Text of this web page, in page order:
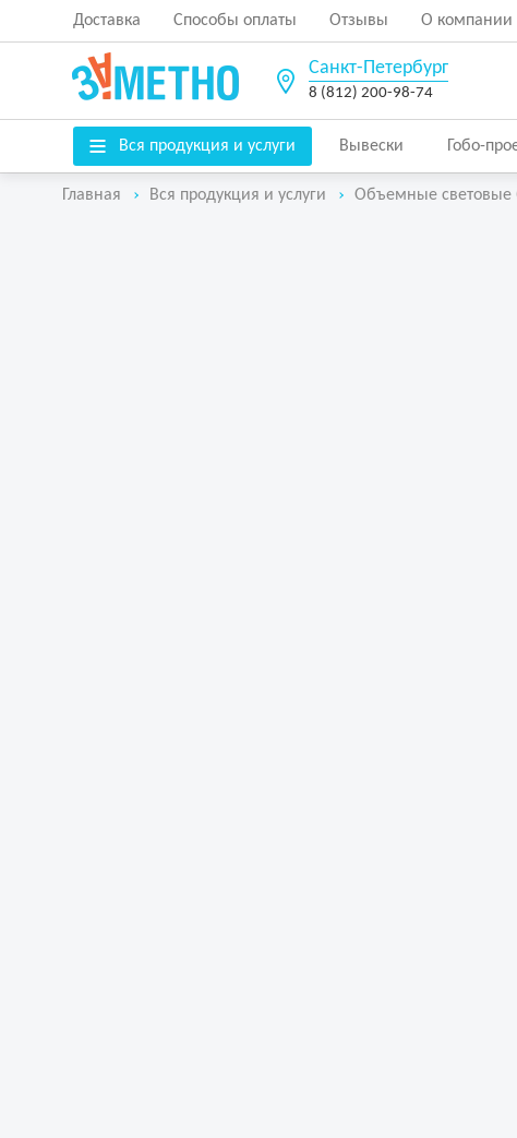
Доставка Способы оплаты Отзывы О компании
Санкт-Петербург
8 (812) 200-98-74
Вся продукция и услуги Вывески Гобо-
Главная Вся продукция и услуги Объемные световые